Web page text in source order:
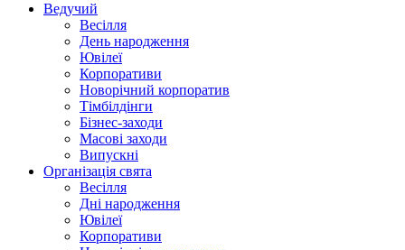
Ведучий
Весілля
День народження
Ювілеї
Корпоративи
Новорічний корпоратив
Тімбілдінги
Бізнес-заходи
Масові заходи
Випускні
Організація свята
Весілля
Дні народження
Ювілеї
Корпоративи